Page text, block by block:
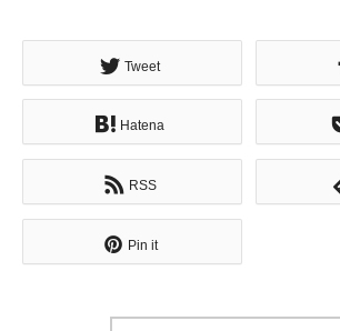
Tweet
Hatena
RSS
Pin it